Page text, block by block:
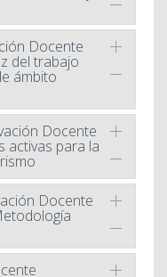
Docente
del trabajo
ámbito
Docente
activas para la
Docente